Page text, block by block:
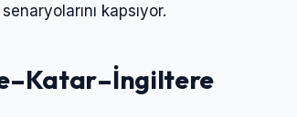
kapsıyor.